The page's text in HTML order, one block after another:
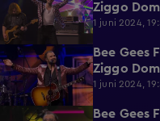
Ziggo
1 juni 2024,
2:20
Bee Gees
Ziggo
1 juni 2024,
Bee Gees